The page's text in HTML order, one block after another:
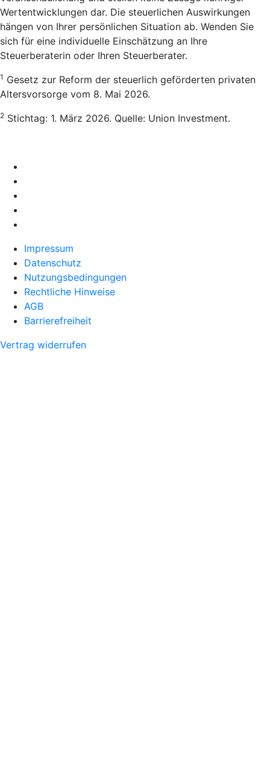
Wertentwicklungen dar. Die steuerlichen Auswirkungen
hängen von Ihrer persönlichen Situation ab. Wenden Sie
sich für eine individuelle Einschätzung an Ihre
Steuerberaterin oder Ihren Steuerberater.
1 Gesetz zur Reform der steuerlich geförderten privaten
Altersvorsorge vom 8. Mai 2026.
2 Stichtag: 1. März 2026. Quelle: Union Investment.
Impressum
Datenschutz
Nutzungsbedingungen
Rechtliche Hinweise
AGB
Barrierefreiheit
Vertrag widerrufen